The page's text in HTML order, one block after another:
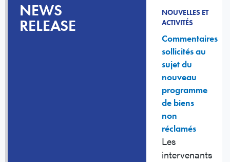
NEWS
RELEASE
NOUVELLES ET
ACTIVITÉS
Commentaires
sollicités au
sujet du
nouveau
programme
de biens
non
réclamés
Les
intervenants